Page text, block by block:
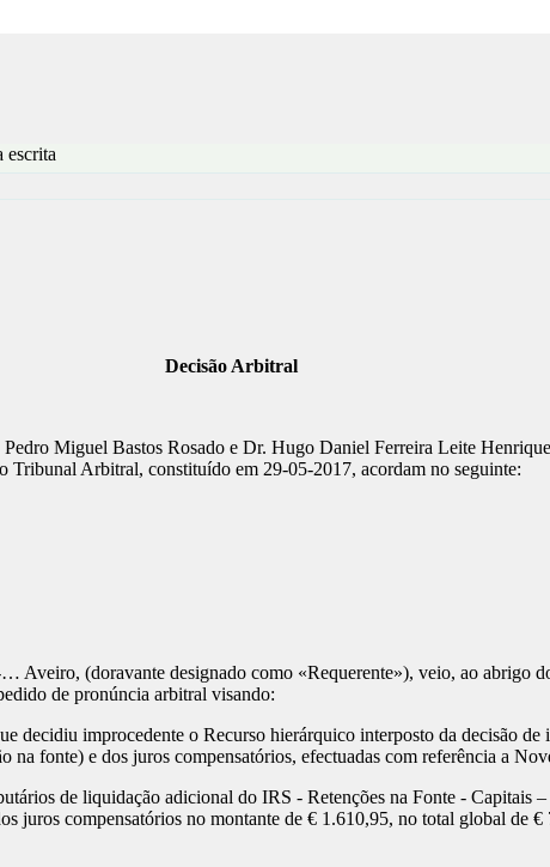
escrita
Decisão Arbitral
Miguel Bastos Rosado e Dr. Hugo Daniel Ferreira Leite
Arbitral, constituído em 29-05-2017, acordam no seguinte:
(doravante designado como «Requerente»), veio, ao abrigo
de pronúncia arbitral visando:
decidiu improcedente o Recurso hierárquico interposto da decisão
fonte) e dos juros compensatórios, efectuadas com referência a
de liquidação adicional do IRS - Retenções na Fonte - Capitais
juros compensatórios no montante de € 1.610,95, no total global de